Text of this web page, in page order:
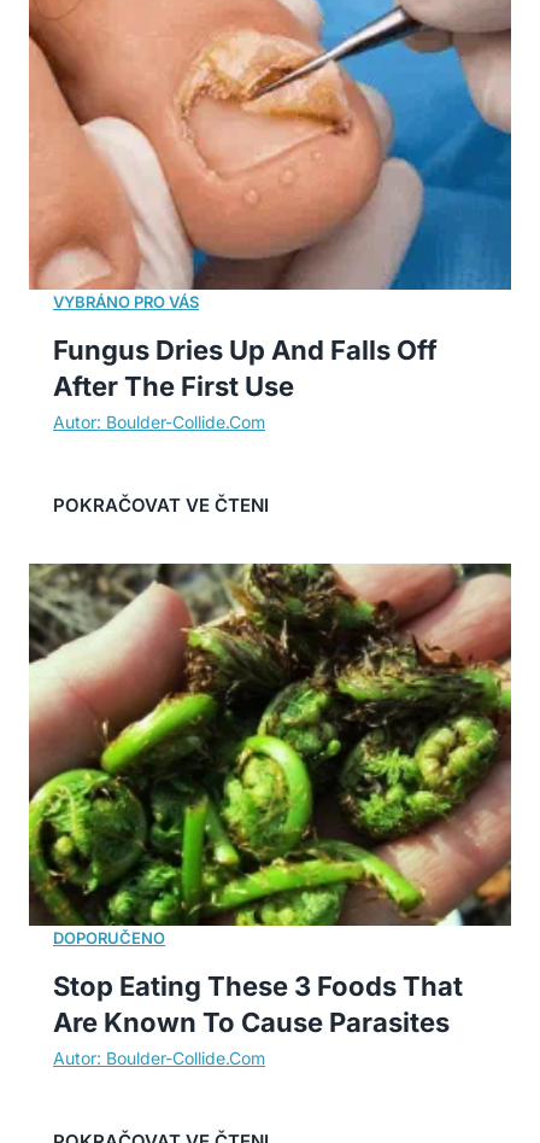
Fungus Dries Up And Falls Off
After The First Use
Stop Eating These 3 Foods That
Are Known To Cause Parasites